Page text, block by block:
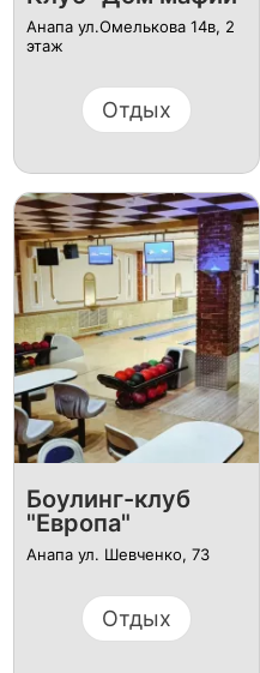
Анапа ул.​Омелькова 14в​, 2
этаж​
Отдых
Боулинг-клуб
"Европа"
Анапа ул. Шевченко, 73
Отдых